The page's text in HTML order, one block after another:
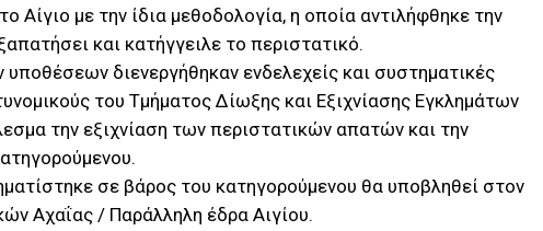
Αίγιο με την ίδια μεθοδολογία, η οποία αντιλήφθηκε την
και κατήγγειλε το περιστατικό.
υποθέσεων διενεργήθηκαν ενδελεχείς και συστηματικές
του Τμήματος Δίωξης και Εξιχνίασης Εγκλημάτων
την εξιχνίαση των περιστατικών απατών και την
σε βάρος του κατηγορούμενου θα υποβληθεί στον
Αχαΐας / Παράλληλη έδρα Αιγίου.